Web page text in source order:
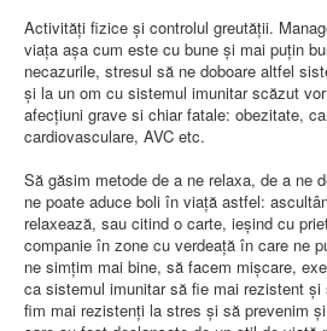
Activităţi fizice şi controlul greutăţii.
viaţa aşa cum este cu bune şi mai puţin
necazurile, stresul să ne doboare altfel
şi la un om cu sistemul imunitar scăzut
afecţiuni grave si chiar fatale: obezitate,
cardiovasculare, AVC etc.
Să găsim metode de a ne relaxa, de a ne
ne poate aduce boli în viaţă astfel:
relaxează, sau citind o carte, ieşind cu
companie în zone cu verdeaţă în care ne
ne simţim mai bine, să facem mişcare,
ca sistemul imunitar să fie mai rezistent
fim mai rezistenţi la stres şi să prevenim